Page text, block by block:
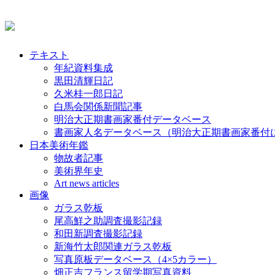
テキスト
年紀資料集成
黒田清輝日記
久米桂一郎日記
白馬会関係新聞記事
明治大正期書画家番付データベース
書画家人名データベース（明治大正期書画家番付
日本美術年鑑
物故者記事
美術界年史
Art news articles
画像
ガラス乾板
尾高鮮之助調査撮影記録
和田新調査撮影記録
新海竹太郎関連ガラス乾板
写真原板データベース（4×5カラー）
畑正吉フランス留学期写真資料